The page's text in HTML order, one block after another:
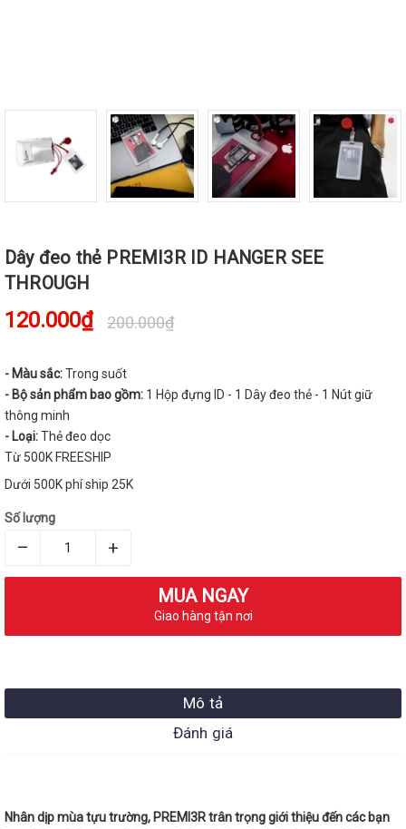
Dây đeo thẻ PREMI3R ID HANGER SEE
THROUGH
120.000₫ 200.000₫
- Màu sắc:Trong suốt
- Bộ sản phẩm bao gồm: 1 Hộp đựng ID - 1 Dây đeo thẻ - 1 Nút giữ
thông minh
- Loại:Thẻ đeo dọc
Từ 500K FREESHIP
Dưới 500K phí ship 25K
Số lượng
– +
MUA NGAY
Giao hàng tận nơi
Mô tả
Đánh giá
Nhân dịp mùa tựu trường, PREMI3R trân trọng giới thiệu đến các bạn